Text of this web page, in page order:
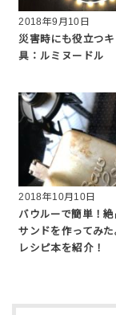
2018年9月10日
災害時にも役立つ
具：ルミヌードル
2018年10月10日
バウルーで簡単！
サンドを作ってみ
レシピ本を紹介！